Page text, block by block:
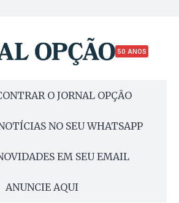
50 ANOS
O JORNAL OPÇÃO
NO SEU WHATSAPP
EM SEU EMAIL
ANUNCIE AQUI